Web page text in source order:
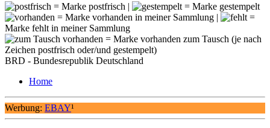
= Marke postfrisch |
= Marke gestempelt
= Marke vorhanden in meiner Sammlung |
=
Marke fehlt in meiner Sammlung
= Marke vorhanden zum Tausch (je nach
Zeichen postfrisch oder/und gestempelt)
BRD - Bundesrepublik Deutschland
Home
Werbung: EBAY¹